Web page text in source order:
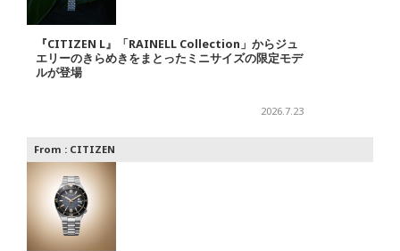
『CITIZEN L』「RAINELL Collection」からジュ
エリーのきらめきをまとったミニサイズの限定モデ
ルが登場
2026.7.23
From : CITIZEN